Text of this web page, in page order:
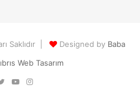
Saklıdır | Designed by Baba
Web Tasarım
TwitterYouTubeInstagram